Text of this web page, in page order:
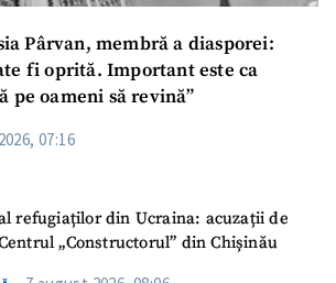
Pârvan, membră a diasporei:
fi oprită. Important este ca
pe oameni să revină”
07:16
refugiaților din Ucraina: acuzații de
„Constructorul” din Chișinău
titlu
imagine